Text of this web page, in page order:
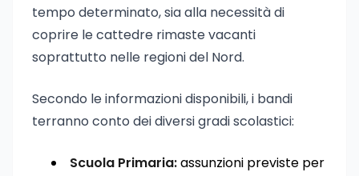
tempo determinato, sia alla necessità di
coprire le cattedre rimaste vacanti
soprattutto nelle regioni del Nord.
Secondo le informazioni disponibili, i bandi
terranno conto dei diversi gradi scolastici:
Scuola Primaria:assunzioni previste per